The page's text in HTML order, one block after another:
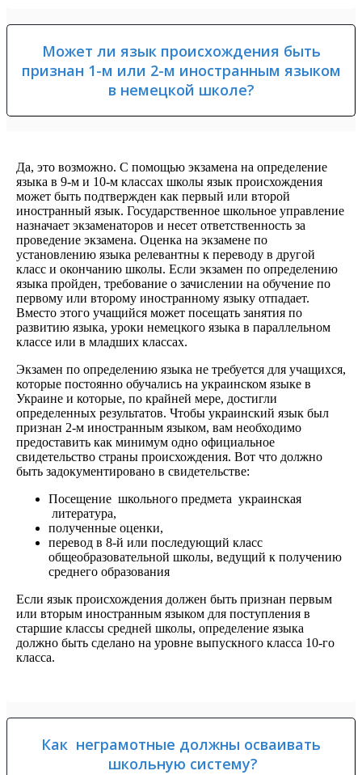
Может ли язык происхождения быть
признан 1-м или 2-м иностранным языком
в немецкой школе?
Да, это возможно. С помощью экзамена на определение
языка в 9-м и 10-м классах школы язык происхождения
может быть подтвержден как первый или второй
иностранный язык. Государственное школьное управление
назначает экзаменаторов и несет ответственность за
проведение экзамена. Оценка на экзамене по
установлению языка релевантны к переводу в другой
класс и окончанию школы. Если экзамен по определению
языка пройден, требование о зачислении на обучение по
первому или второму иностранному языку отпадает.
Вместо этого учащийся может посещать занятия по
развитию языка, уроки немецкого языка в параллельном
классе или в младших классах.
Экзамен по определению языка не требуется для учащихся,
которые постоянно обучались на украинском языке в
Украине и которые, по крайней мере, достигли
определенных результатов. Чтобы украинский язык был
признан 2-м иностранным языком, вам необходимо
предоставить как минимум одно официальное
свидетельство страны происхождения. Вот что должно
быть задокументировано в свидетельстве:
Посещение школьного предмета украинская
литература,
полученные оценки,
перевод в 8-й или последующий класс
общеобразовательной школы, ведущий к получению
среднего образования
Если язык происхождения должен быть признан первым
или вторым иностранным языком для поступления в
старшие классы средней школы, определение языка
должно быть сделано на уровне выпускного класса 10-го
класса.
Как неграмотные должны осваивать
школьную систему?